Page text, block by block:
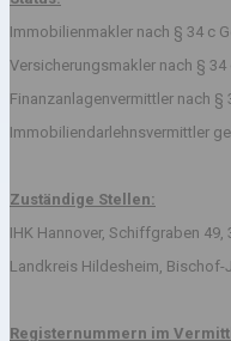
Immobilienmakler nach § 34 c
Versicherungsmakler nach § 34
Finanzanlagenvermittler nach §
Immobiliendarlehnsvermittler
Zuständige Stellen:
IHK Hannover, Schiffgraben 49,
Landkreis Hildesheim, Bischof-
Registernummern im